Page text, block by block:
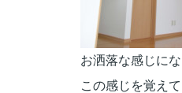
お洒落な感じに
この感じを覚え